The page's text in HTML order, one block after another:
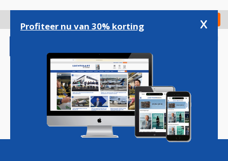
gaan
Check in
Magazine Podcasts Vacatures
Profiteer nu van 30% korting x